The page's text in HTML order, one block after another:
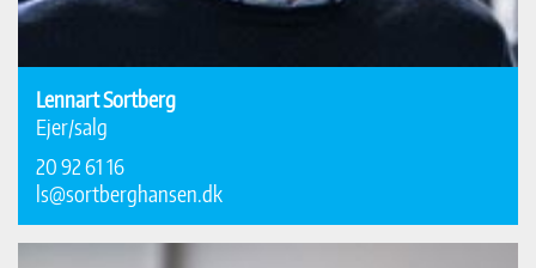
Lennart Sortberg
Ejer/salg
20 92 61 16
ls@sortberghansen.dk